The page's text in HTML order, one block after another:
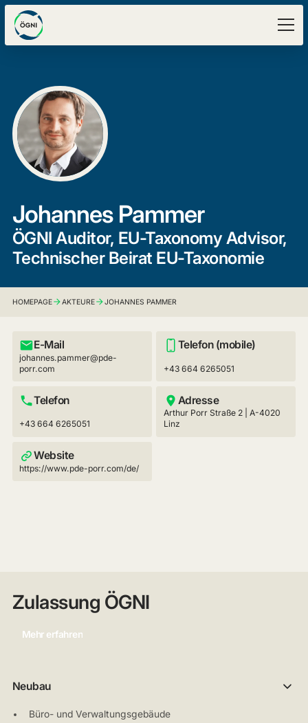
Johannes Pammer
ÖGNI Auditor, EU-Taxonomy Advisor,
Technischer Beirat EU-Taxonomie
HOMEPAGE AKTEURE JOHANNES PAMMER
E-Mail
johannes.pammer@pde-
porr.com
Telefon (mobile)
+43 664 6265051
Telefon
+43 664 6265051
Adresse
Arthur Porr Straße 2 | A-4020
Linz
Website
https://www.pde-porr.com/de/
Zulassung ÖGNI
Mehr erfahren
Neubau
Büro- und Verwaltungsgebäude